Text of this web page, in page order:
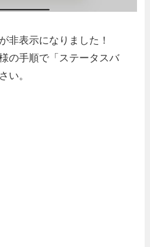
非表示になりました！
の手順で「ステータスバ
い。